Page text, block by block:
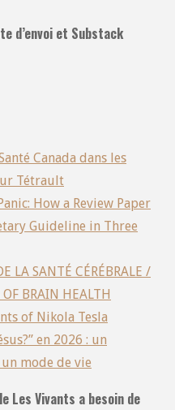
d’envoi et Substack
Canada dans les
Tétrault
How a Review Paper
Guideline in Three
LA SANTÉ CÉRÉBRALE /
BRAIN HEALTH
of Nikola Tesla
en 2026 : un
mode de vie
Les Vivants a besoin de